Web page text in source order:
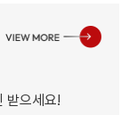
받으세요!